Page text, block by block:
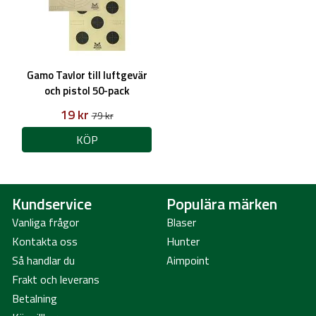
Gamo Tavlor till luftgevär
och pistol 50-pack
19 kr79 kr
KÖP
Kundservice
Vanliga frågor
Kontakta oss
Så handlar du
Frakt och leverans
Betalning
Populära märken
Blaser
Hunter
Aimpoint